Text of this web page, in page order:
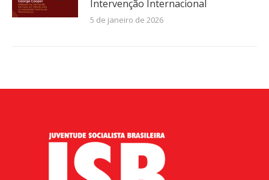
Intervenção Internacional
5 de janeiro de 2026